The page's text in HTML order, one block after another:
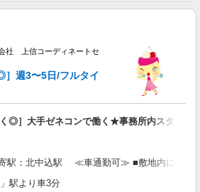
社 上信コーディネートセ
］週3〜5日/フルタイ
く◎］大手ゼネコンで働く★事務所内スタッフ
駅：北中込駅 ≪車通勤可≫ ■敷地内に無料
駅より車3分